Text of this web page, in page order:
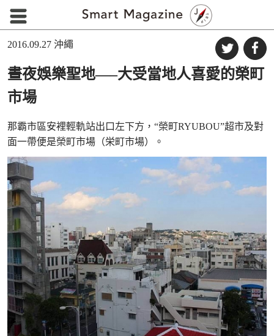
2016.09.27 沖繩
晝夜娛樂聖地—–大受當地人喜愛的榮町
市場
那霸市區安裡輕軌站出口左下方，“榮町RYUBOU”超市及對
面一帶便是榮町市場（栄町市場）。